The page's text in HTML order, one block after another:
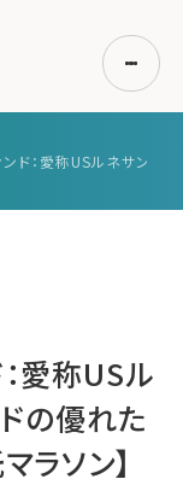
愛称USル
の優れた
ラソン】